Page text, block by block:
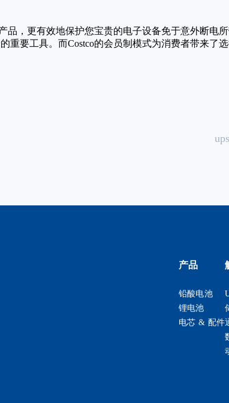
，更有效地保护您宝贵的电子设备免于意外断电
要工具。而Costco的会员制模式为消费者带来了
产品
铅酸电池
锂电池
电芯 & 配件